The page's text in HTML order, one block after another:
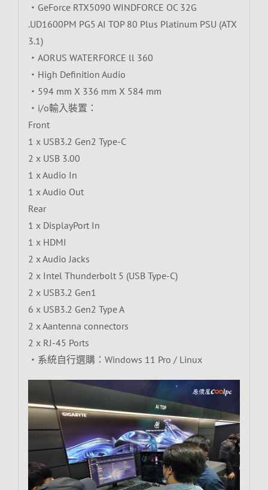
‧GeForce RTX5090 WINDFORCE OC 32G
.UD1600PM PG5 AI TOP 80 Plus Platinum PSU (ATX
3.1)
‧AORUS WATERFORCE ll 360
‧High Definition Audio
‧594 mm X 336 mm X 584 mm
‧i/o輸入裝置：
Front
1 x USB3.2 Gen2 Type-C
2 x USB 3.00
1 x Audio In
1 x Audio Out
Rear
1 x DisplayPort In
1 x HDMI
2 x Audio Jacks
2 x Intel Thunderbolt 5 (USB Type-C)
2 x USB3.2 Gen1
6 x USB3.2 Gen2 Type A
2 x Aantenna connectors
2 x RJ-45 Ports
‧系統自行選購：Windows 11 Pro / Linux